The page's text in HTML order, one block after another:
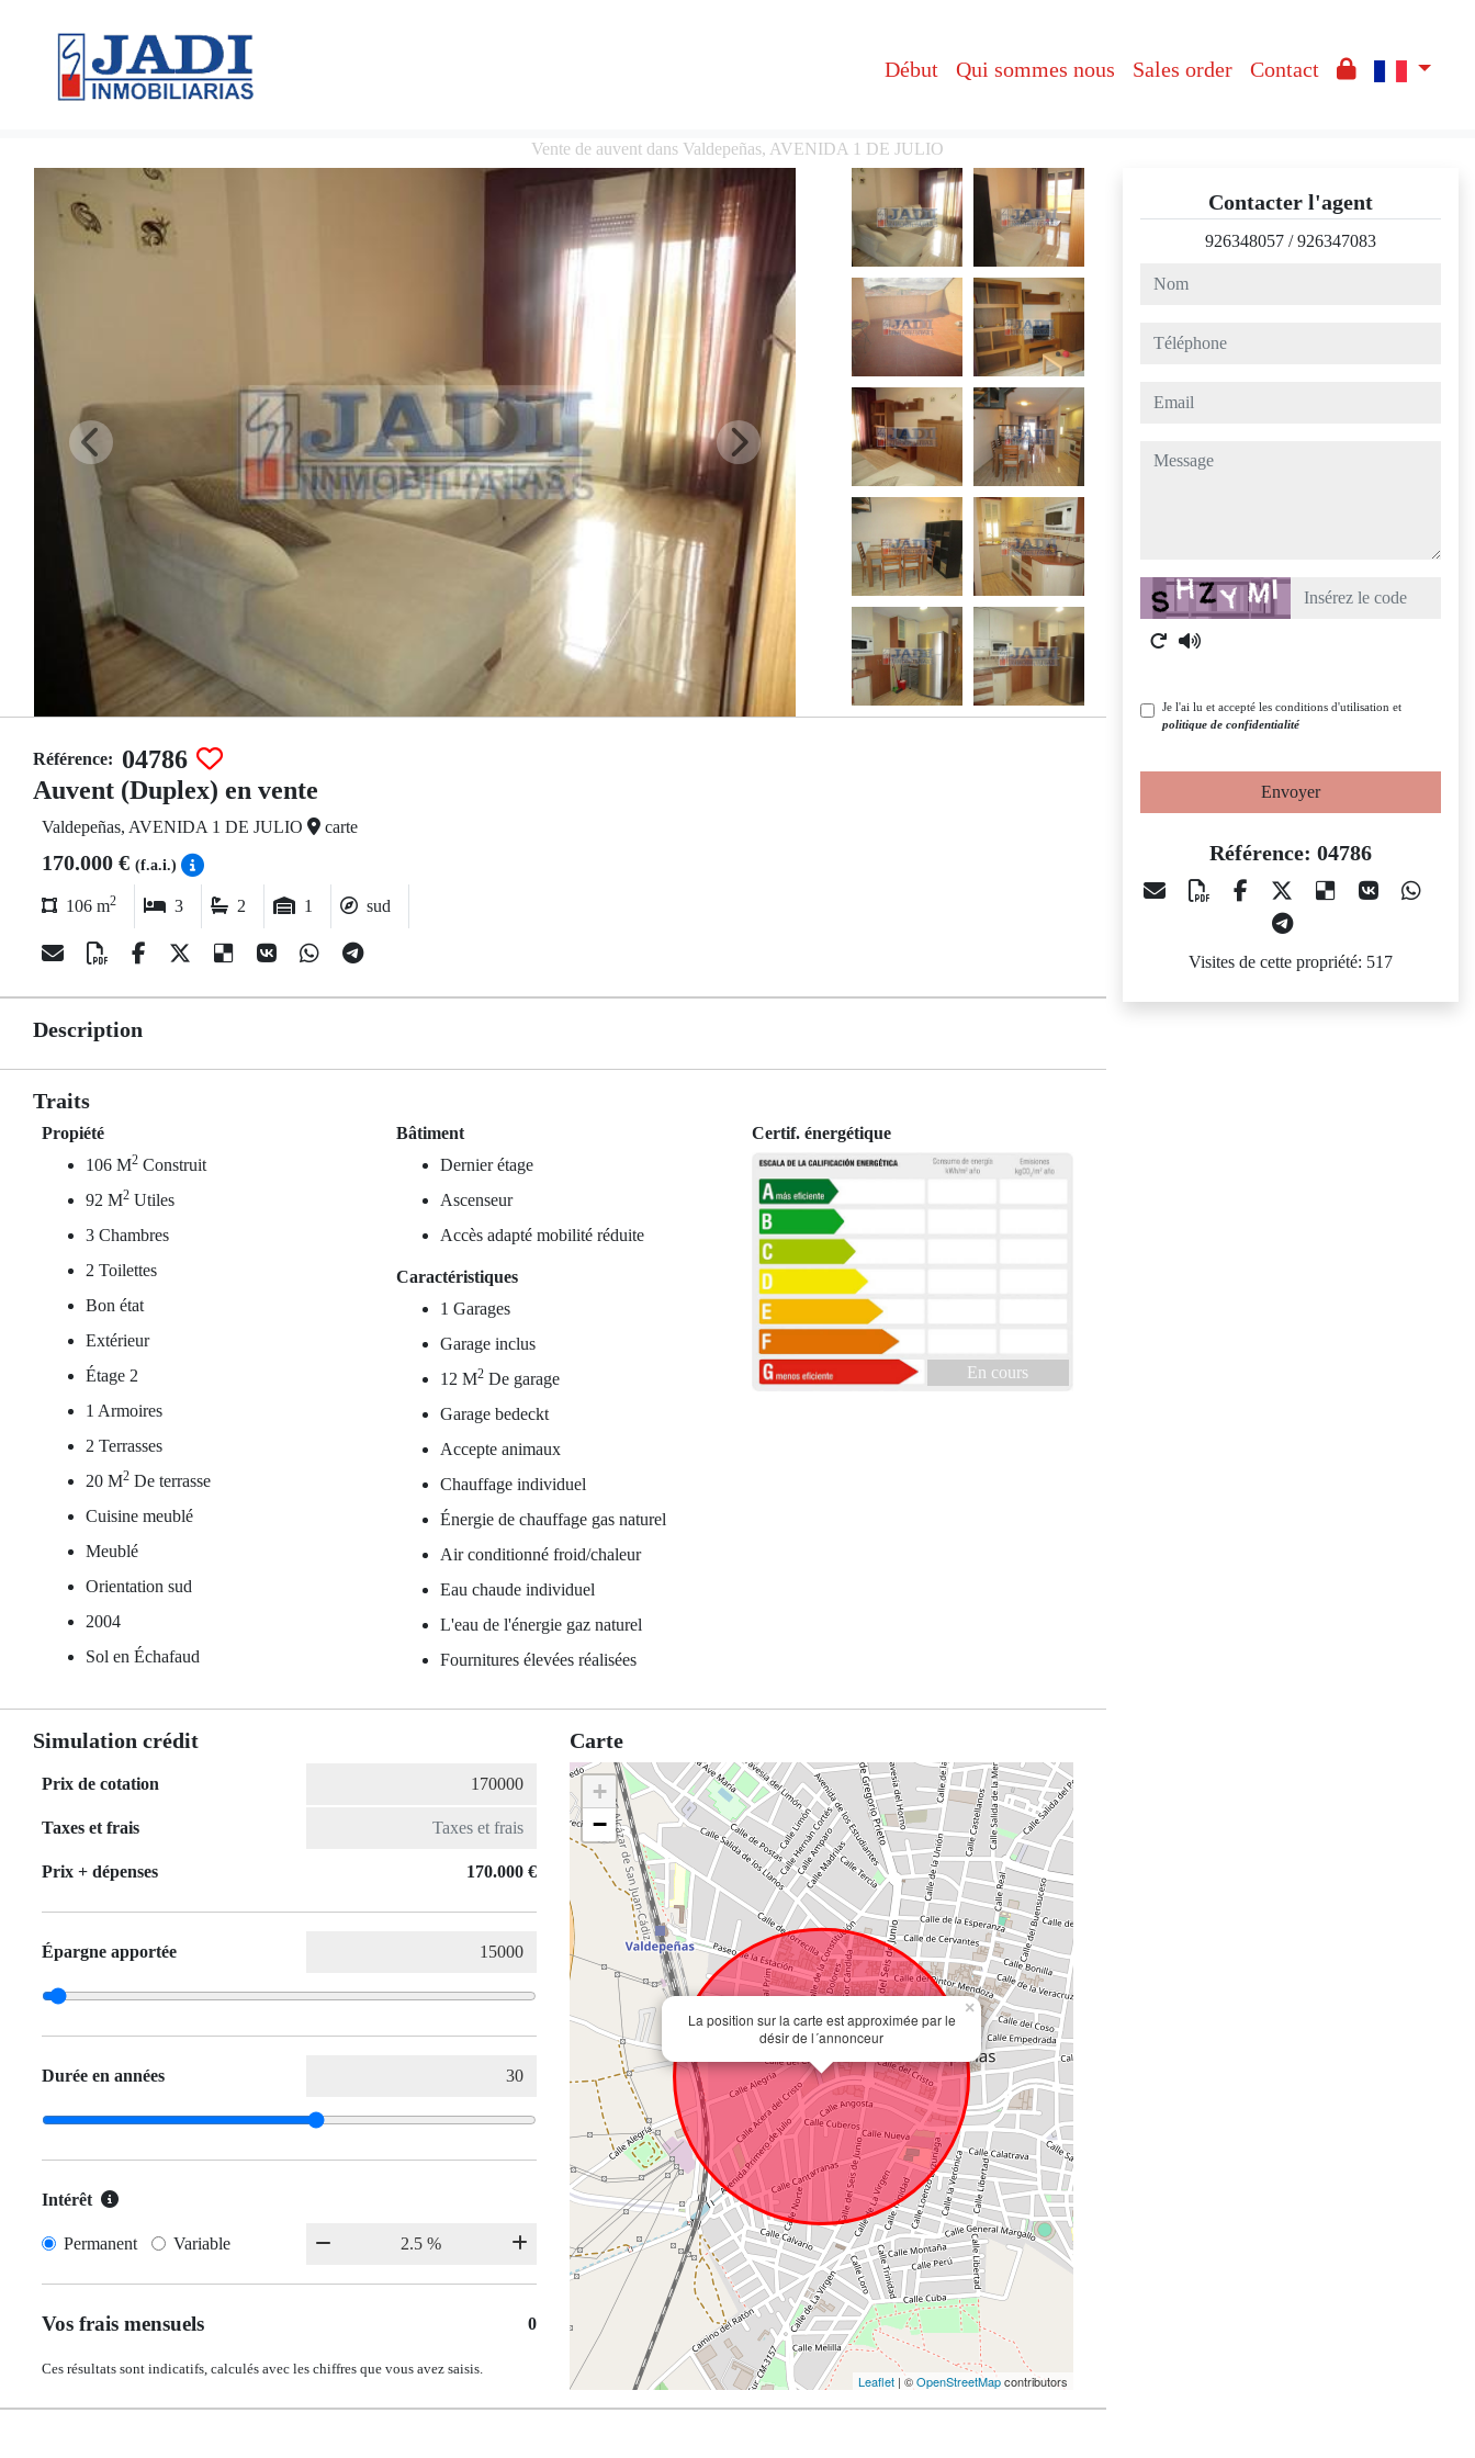
Début Qui sommes nous Sales order Contact
Vente de auvent dans Valdepeñas, AVENIDA 1 DE JULIO
Référence: 04786
Auvent (Duplex) en vente
Valdepeñas, AVENIDA 1 DE JULIO carte
170.000 € (f.a.i.)
106 m2 3 2 1 sud
Description
Traits
Propiété
106 M2 Construit
92 M2 Utiles
3 Chambres
2 Toilettes
Bon état
Extérieur
Étage 2
1 Armoires
2 Terrasses
20 M2 De terrasse
Cuisine meublé
Meublé
Orientation sud
2004
Sol en Échafaud
Bâtiment
Dernier étage
Ascenseur
Accès adapté mobilité réduite
Caractéristiques
1 Garages
Garage inclus
12 M2 De garage
Garage bedeckt
Accepte animaux
Chauffage individuel
Énergie de chauffage gas naturel
Air conditionné froid/chaleur
Eau chaude individuel
L'eau de l'énergie gaz naturel
Fournitures élevées réalisées
Certif. énergétique
En cours
Simulation crédit
Prix de cotation
Taxes et frais
Prix ​​+ dépenses 170.000 €
Épargne apportée
Durée en années
Intérêt
Permanent Variable
Vos frais mensuels 0
Ces résultats sont indicatifs, calculés avec les chiffres que vous avez saisis.
Carte
La position sur la carte est approximée par le
désir de l´annonceur
×
+
−
Leaflet | ©OpenStreetMapcontributors
Contacter l'agent
926348057 /926347083
nom
téléphone
email
message
Captcha
Je l'ai lu et accepté les conditions d'utilisation et
politique de confidentialité
Envoyer
Référence: 04786
Visites de cette propriété: 517